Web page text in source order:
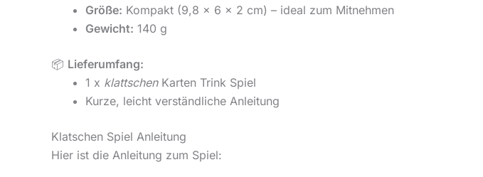
Größe: Kompakt (9,8 x 6 x 2 cm) – ideal zum Mitnehmen
Gewicht: 140 g
📦 Lieferumfang:
1 x klattschenKarten Trink Spiel
Kurze, leicht verständliche Anleitung
Klatschen Spiel Anleitung
Hier ist die Anleitung zum Spiel: